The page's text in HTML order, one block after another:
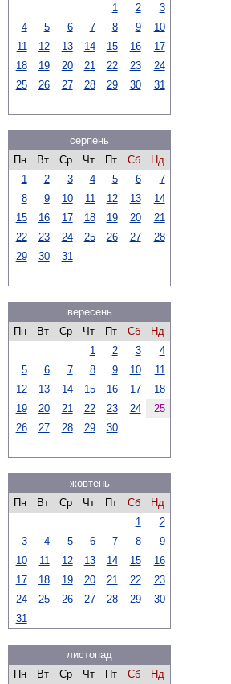
1
2
3
4
5 6 7 8 9
10
11
12 13 14 15 16
17
18
19 20 21 22 23
24
25
26 27 28 29 30 31
серпень
Пн
Вт Ср Чт Пт Сб
Нд
1
2 3 4 5 6
7
8
9 10 11 12 13
14
15
16 17 18 19 20
21
22
23 24 25 26 27
28
29
30 31
вересень
Пн
Вт Ср Чт Пт Сб
Нд
1
2 3
4
5
6 7 8 9 10
11
12
13 14 15 16 17
18
19
20 21 22 23 24
25
26
27 28 29 30
жовтень
Пн
Вт Ср Чт Пт Сб
Нд
1
2
3
4 5 6 7 8
9
10
11 12 13 14 15
16
17
18 19 20 21 22
23
24
25 26 27 28 29
30
31
листопад
Пн
Вт Ср Чт Пт Сб
Нд